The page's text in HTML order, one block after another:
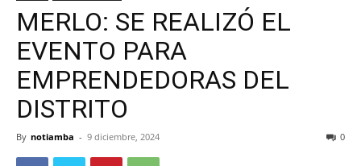
MERLO: SE REALIZÓ EL
EVENTO PARA
EMPRENDEDORAS DEL
DISTRITO
By notiamba - 9 diciembre, 2024 0